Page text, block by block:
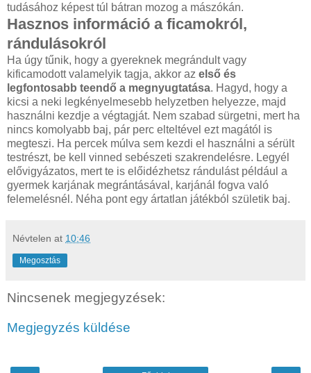
tudásához képest túl bátran mozog a mászókán.
Hasznos információ a ficamokról,
rándulásokról
Ha úgy tűnik, hogy a gyereknek megrándult vagy
kificamodott valamelyik tagja, akkor az első és
legfontosabb teendő a megnyugtatása. Hagyd, hogy a
kicsi a neki legkényelmesebb helyzetben helyezze, majd
használni kezdje a végtagját. Nem szabad sürgetni, mert ha
nincs komolyabb baj, pár perc elteltével ezt magától is
megteszi. Ha percek múlva sem kezdi el használni a sérült
testrészt, be kell vinned sebészeti szakrendelésre. Legyél
elővigyázatos, mert te is előidézhetsz rándulást például a
gyermek karjának megrántásával, karjánál fogva való
felemelésnél. Néha pont egy ártatlan játékból születik baj.
Névtelen at 10:46
Megosztás
Nincsenek megjegyzések:
Megjegyzés küldése